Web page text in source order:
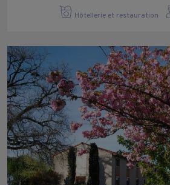
Hôtellerie et restauration